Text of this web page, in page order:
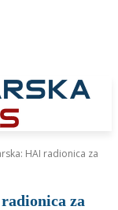
HAI radionica za
za